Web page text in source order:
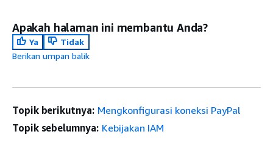
Apakah halaman ini membantu Anda?
Ya
Tidak
Berikan umpan balik
Topik berikutnya: Mengkonfigurasi koneksi PayPal
Topik sebelumnya: Kebijakan IAM